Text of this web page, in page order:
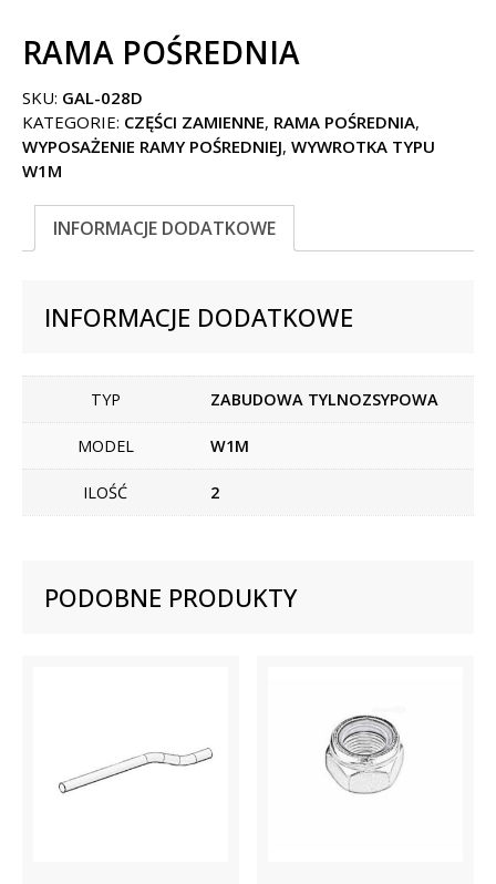
RAMA POŚREDNIA
SKU: GAL-028D
KATEGORIE: CZĘŚCI ZAMIENNE, RAMA POŚREDNIA,
WYPOSAŻENIE RAMY POŚREDNIEJ, WYWROTKA TYPU
W1M
INFORMACJE DODATKOWE
INFORMACJE DODATKOWE
TYP ZABUDOWA TYLNOZSYPOWA
MODEL W1M
ILOŚĆ 2
PODOBNE PRODUKTY